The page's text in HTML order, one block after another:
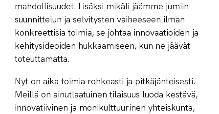
mahdollisuudet. Lisäksi mikäli jäämme jumiin
suunnittelun ja selvitysten vaiheeseen ilman
konkreettisia toimia, se johtaa innovaatioiden ja
kehitysideoiden hukkaamiseen, kun ne jäävät
toteuttamatta.
Nyt on aika toimia rohkeasti ja pitkäjänteisesti.
Meillä on ainutlaatuinen tilaisuus luoda kestävä,
innovatiivinen ja monikulttuurinen yhteiskunta,